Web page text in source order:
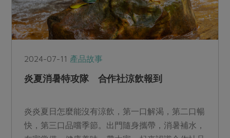
2024-07-11 產品故事
炎夏消暑特攻隊 合作社涼飲報到
炎炎夏日怎麼能沒有涼飲，第一口解渴，第二口暢
快，第三口品嚐季節。出門隨身攜帶，消暑補水，